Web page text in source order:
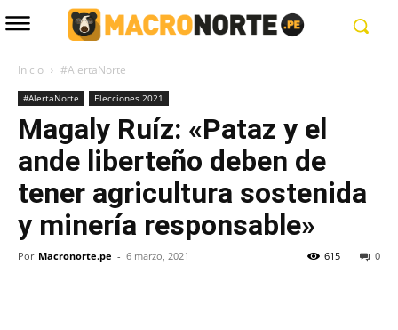
Inicio #AlertaNorte
#AlertaNorte Elecciones 2021
Magaly Ruíz: «Pataz y el
ande liberteño deben de
tener agricultura sostenida
y minería responsable»
Por Macronorte.pe - 6 marzo, 2021 0
615